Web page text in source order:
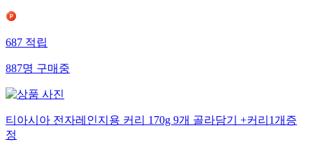
687 적립
887명 구매중
티아시아 전자레인지용 커리 170g 9개 골라담기 +커리1개증
정